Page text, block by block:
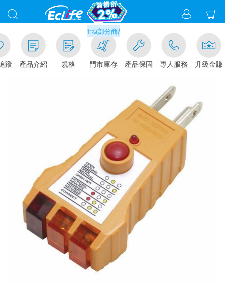
蹤 產品介紹 規格
滿千元門市取貨現折1%(部分商品不適用)-請點我看
門市庫存 產品保固 專人服務 升級金賺